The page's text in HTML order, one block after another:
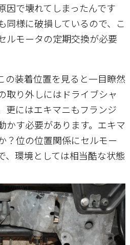
因で壊れてしまったんです
同様に破損しているので、こ
ルモータの定期交換が必要
の装着位置を見ると一目瞭然
取り外しにはドライブシャ
更にはエキマニもフランジ
かす必要があります。エキマ
？位の位置関係にセルモー
、環境としては相当酷な状態